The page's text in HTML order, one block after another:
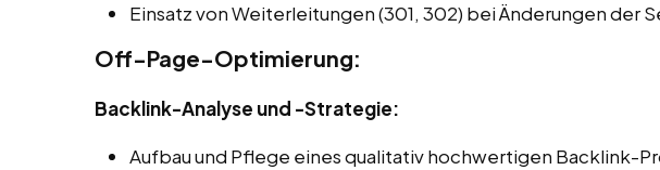
Einsatz von Weiterleitungen (301, 302) bei Änderungen der
Off-Page-Optimierung:
Backlink-Analyse und -Strategie:
Aufbau und Pflege eines qualitativ hochwertigen Backlink-